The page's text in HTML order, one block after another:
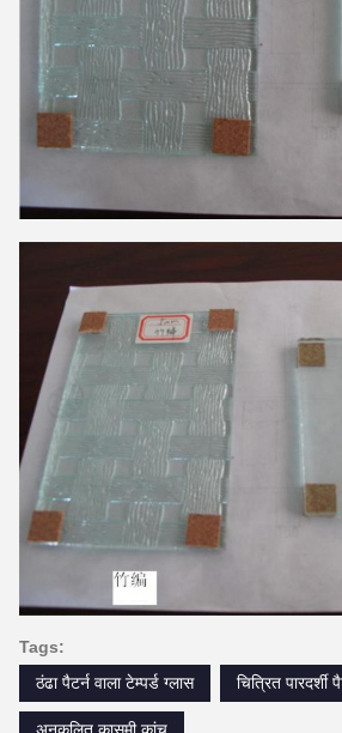
Tags:
ठंढा पैटर्न वाला टेम्पर्ड ग्लास
चित्रित पारदर्शी